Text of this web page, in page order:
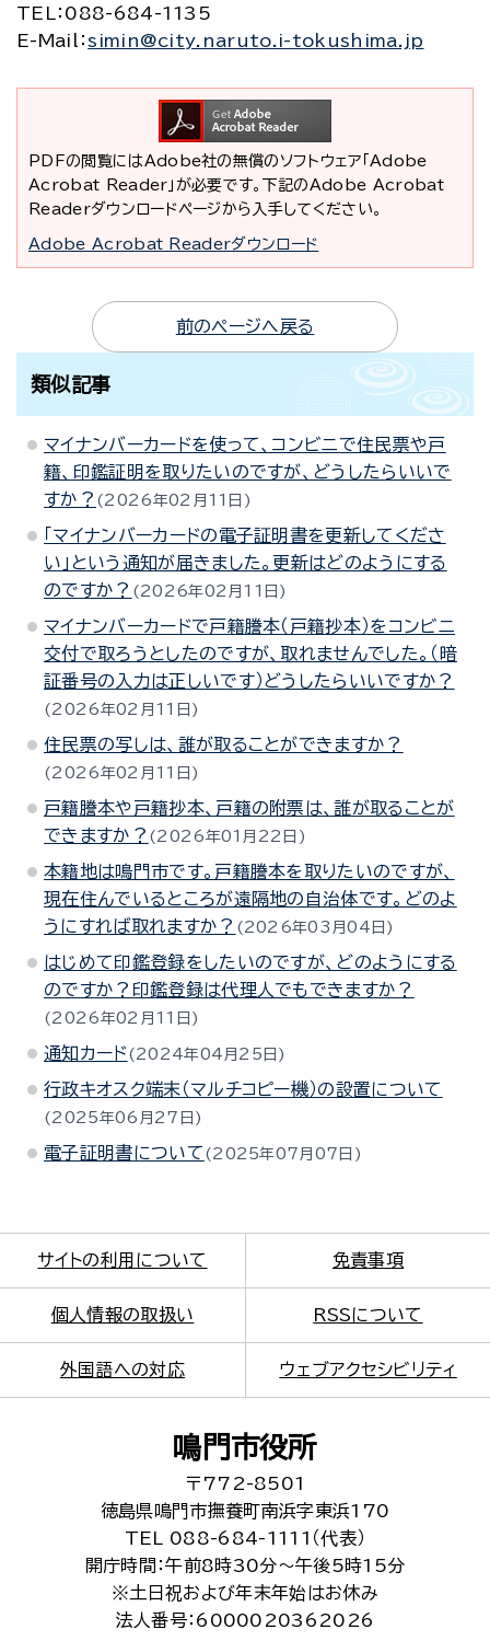
TEL：088-684-1135
E-Mail ：simin@city.naruto.i-tokushima.jp
PDFの閲覧にはAdobe社の無償のソフトウェア「Adobe
Acrobat Reader」が必要です。下記のAdobe Acrobat
Readerダウンロードページから入手してください。
Adobe Acrobat Readerダウンロード
前のページへ戻る
類似記事
マイナンバーカードを使って、コンビニで住民票や戸
籍、印鑑証明を取りたいのですが、どうしたらいいで
すか？
2026年02月11日
「マイナンバーカードの電子証明書を更新してくださ
い」という通知が届きました。更新はどのようにする
のですか？
2026年02月11日
マイナンバーカードで戸籍謄本（戸籍抄本）をコンビニ
交付で取ろうとしたのですが、取れませんでした。（暗
証番号の入力は正しいです）どうしたらいいですか？
2026年02月11日
住民票の写しは、誰が取ることができますか？
2026年02月11日
戸籍謄本や戸籍抄本、戸籍の附票は、誰が取ることが
できますか？
2026年01月22日
本籍地は鳴門市です。戸籍謄本を取りたいのですが、
現在住んでいるところが遠隔地の自治体です。どのよ
うにすれば取れますか？
2026年03月04日
はじめて印鑑登録をしたいのですが、どのようにする
のですか？印鑑登録は代理人でもできますか？
2026年02月11日
通知カード 2024年04月25日
行政キオスク端末（マルチコピー機）の設置について
2025年06月27日
電子証明書について 2025年07月07日
サイトの利用について 免責事項
個人情報の取扱い RSSについて
外国語への対応 ウェブアクセシビリティ
鳴門市役所
〒772-8501
徳島県鳴門市撫養町南浜字東浜170
TEL 088-684-1111（代表）
開庁時間：午前8時30分～午後5時15分
※土日祝および年末年始はお休み
法人番号：6000020362026